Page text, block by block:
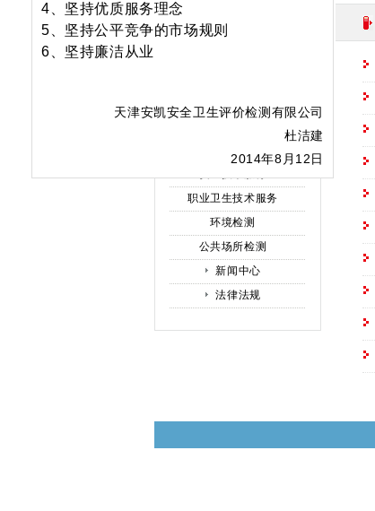
4、坚持优质服务理念
5、坚持公平竞争的市场规则
6、坚持廉洁从业
天津安凯安全卫生评价检测有限公司
杜洁建
2014年8月12日
新闻搜索
栏目导航
职业卫生技术服务
环境检测
公共场所检测
新闻中心
法律法规